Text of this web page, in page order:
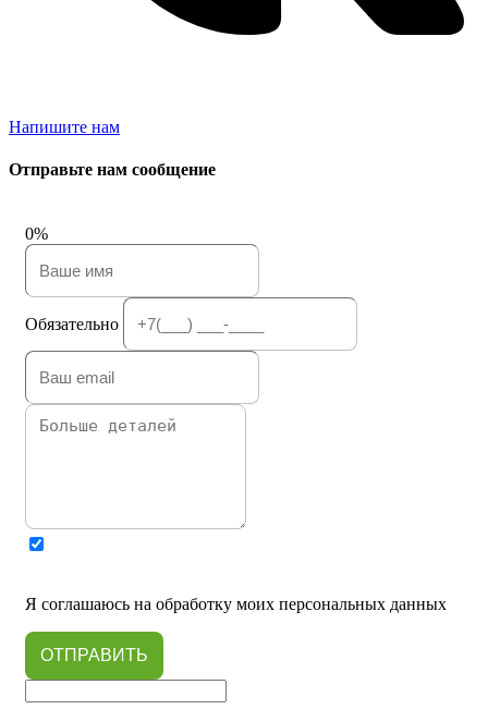
Напишите нам
Отправьте нам сообщение
0%
Обязательно
Я соглашаюсь на обработку моих персональных данных
ОТПРАВИТЬ